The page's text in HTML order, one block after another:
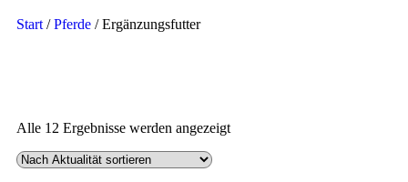
Start /Pferde / Ergänzungsfutter
Alle 12 Ergebnisse werden angezeigt